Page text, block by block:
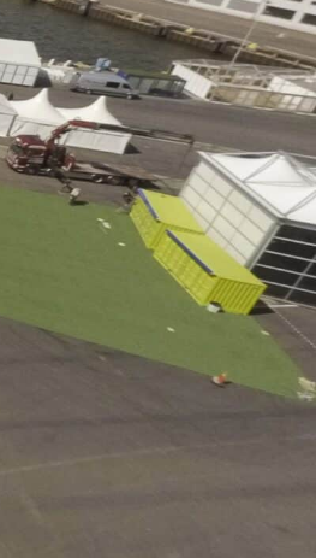
DCIM100GOPROG0018052.